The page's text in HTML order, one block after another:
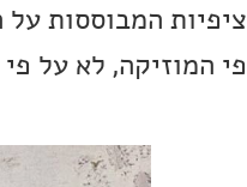
ציפיות המבוססות
פי המוזיקה, לא על